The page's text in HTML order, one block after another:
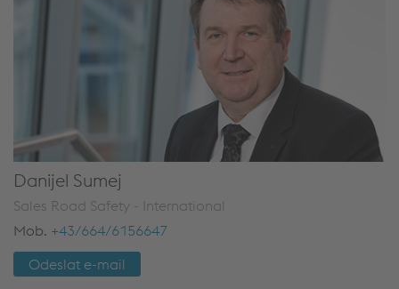
Danijel Sumej
Sales Road Safety - International
Mob. +43/664/6156647
Odeslat e-mail